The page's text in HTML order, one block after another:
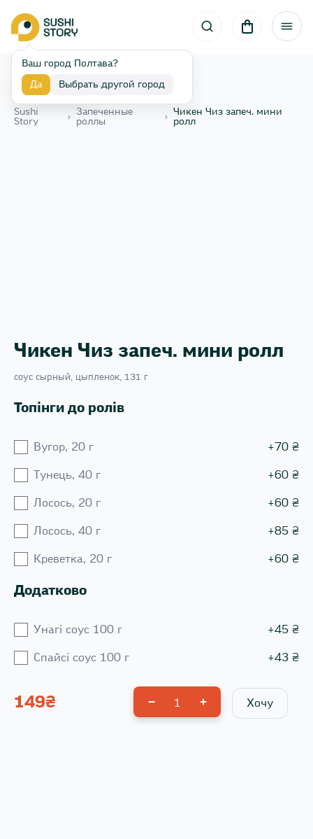
Ваш город Полтава?
Да Выбрать другой город
Назад
Sushi
Story
›
Запеченные
роллы
› Чикен Чиз запеч. мини
ролл
Чикен Чиз запеч. мини ролл
соус сырный, цыпленок, 131 г
Топінги до ролів
Вугор, 20 г +70 ₴
Тунець, 40 г +60 ₴
Лосось, 20 г +60 ₴
Лосось, 40 г +85 ₴
Креветка, 20 г +60 ₴
Додатково
Унагі соус 100 г +45 ₴
Спайсі соус 100 г +43 ₴
149₴ 1 Хочу